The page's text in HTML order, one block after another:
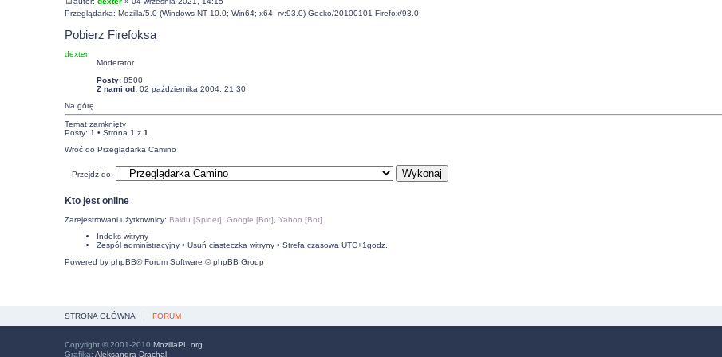
Przeglądarka: Mozilla/5.0 (Windows NT 10.0; Win64; x64; rv:93.0) Gecko/20100101 Firefox/93.0
Pobierz Firefoksa
dexter
Moderator
Posty:8500
Z nami od:02 października 2004, 21:30
Na górę
Temat zamknięty
Posty: 1 • Strona 1 z 1
Wróć do Przeglądarka Camino
Przejdź do:
Kto jest online
Zarejestrowani użytkownicy: Baidu [Spider] Google [Bot]
Yahoo [Bot]
Indeks witryny
Zespół administracyjny• Usuń ciasteczka witryny• Strefa czasowa UTC+1godz.
Powered by phpBB® Forum Software © phpBB Group
STRONA GŁÓWNA FORUM
Copyright © 2001-2010 MozillaPL.org
Grafika: Aleksandra Drachal